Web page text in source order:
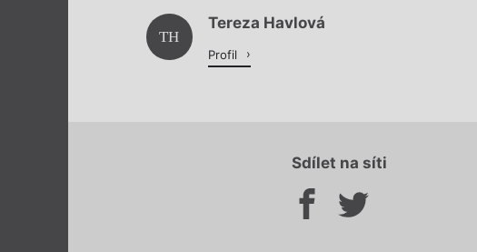
TH
Tereza Havlová
Profil
Sdílet na síti